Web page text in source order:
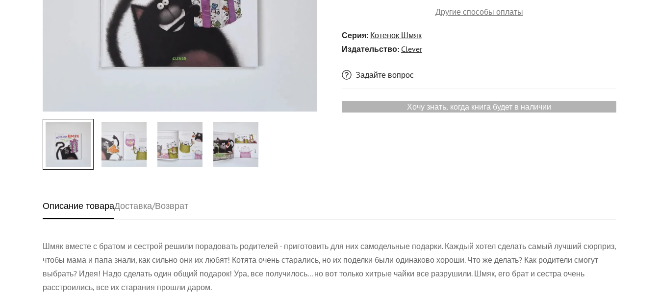
Другие способы оплаты
Серия: Котенок Шмяк
Издательство: Clever
Задайте вопрос
Хочу знать, когда книга будет в наличии
Описание товараДоставка/Возврат
Шмяк вместе с братом и сестрой решили порадовать родителей - приготовить для них самодельные подарки. Каждый хотел сделать самый лучший сюрприз,
чтобы мама и папа знали, как сильно они их любят! Котята очень старались, но их поделки были одинаково хороши. Что же делать? Как родители смогут
выбрать? Идея! Надо сделать один общий подарок! Ура, все получилось... но вот только хитрые чайки все разрушили. Шмяк, его брат и сестра очень
расстроились, все их старания прошли даром.
Confirm your age